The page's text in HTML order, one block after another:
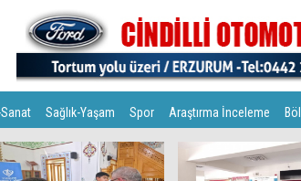
Sağlık-Yaşam Spor Araştırma İnceleme